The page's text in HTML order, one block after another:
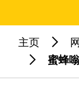
热门关键字：
主页
蜜蜂